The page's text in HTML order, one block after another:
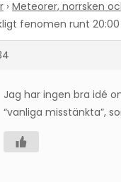
› Meteorer, norrsken
fenomen runt
Jag har ingen bra idé
“vanliga misstänkta”,